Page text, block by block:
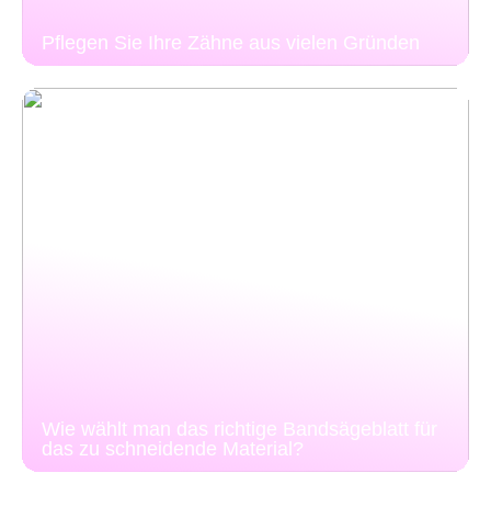
Pflegen Sie Ihre Zähne aus vielen Gründen
Wie wählt man das richtige Bandsägeblatt für
das zu schneidende Material?